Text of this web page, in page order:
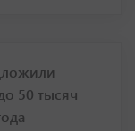
50 тысяч